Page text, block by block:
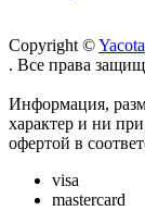
Copyright ©Yacota
. Все права
Информация,
характер и ни
офертой в
visa
mastercard